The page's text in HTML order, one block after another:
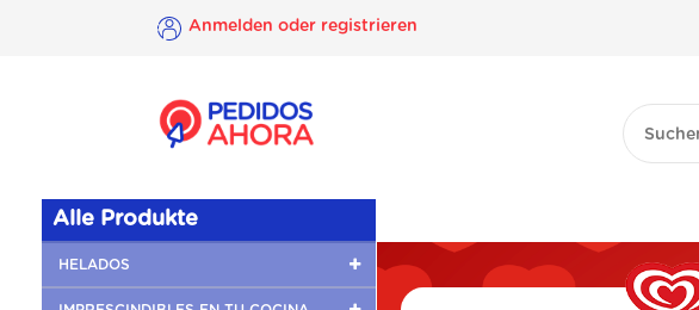
Anmelden oder registrieren
Alle Produkte
HELADOS